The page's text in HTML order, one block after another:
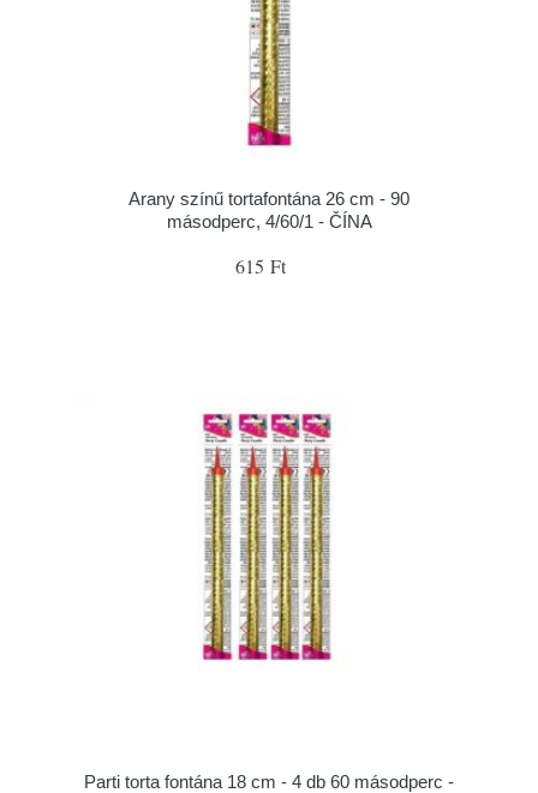
Arany színű tortafontána 26 cm - 90
másodperc, 4/60/1 - ČÍNA
615 Ft
Parti torta fontána 18 cm - 4 db 60 másodperc -